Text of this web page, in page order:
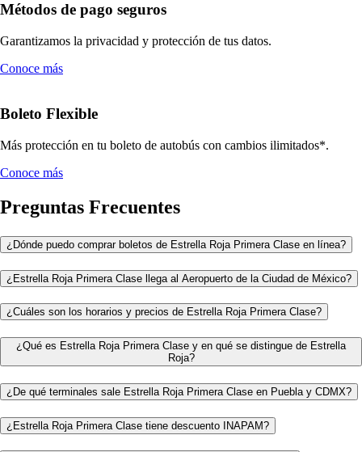
Métodos de pago seguros
Garantizamos la privacidad y protección de tus datos.
Conoce más
Boleto Flexible
Más protección en tu boleto de autobús con cambios ilimitados*.
Conoce más
Preguntas Frecuentes
¿Dónde puedo comprar boletos de Estrella Roja Primera Clase en línea?
¿Estrella Roja Primera Clase llega al Aeropuerto de la Ciudad de México?
¿Cuáles son los horarios y precios de Estrella Roja Primera Clase?
¿Qué es Estrella Roja Primera Clase y en qué se distingue de Estrella
Roja?
¿De qué terminales sale Estrella Roja Primera Clase en Puebla y CDMX?
¿Estrella Roja Primera Clase tiene descuento INAPAM?